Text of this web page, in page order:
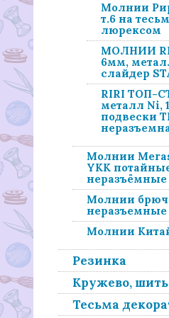
Молнии
т.6 на
люрексом
МОЛНИИ
6мм,
слайдер
RIRI ТОП-
металл Ni,
подвески
Молнии
YKK
неразъёмные
Молнии
неразъемные
Молнии
Резинка
Кружево,
Тесьма